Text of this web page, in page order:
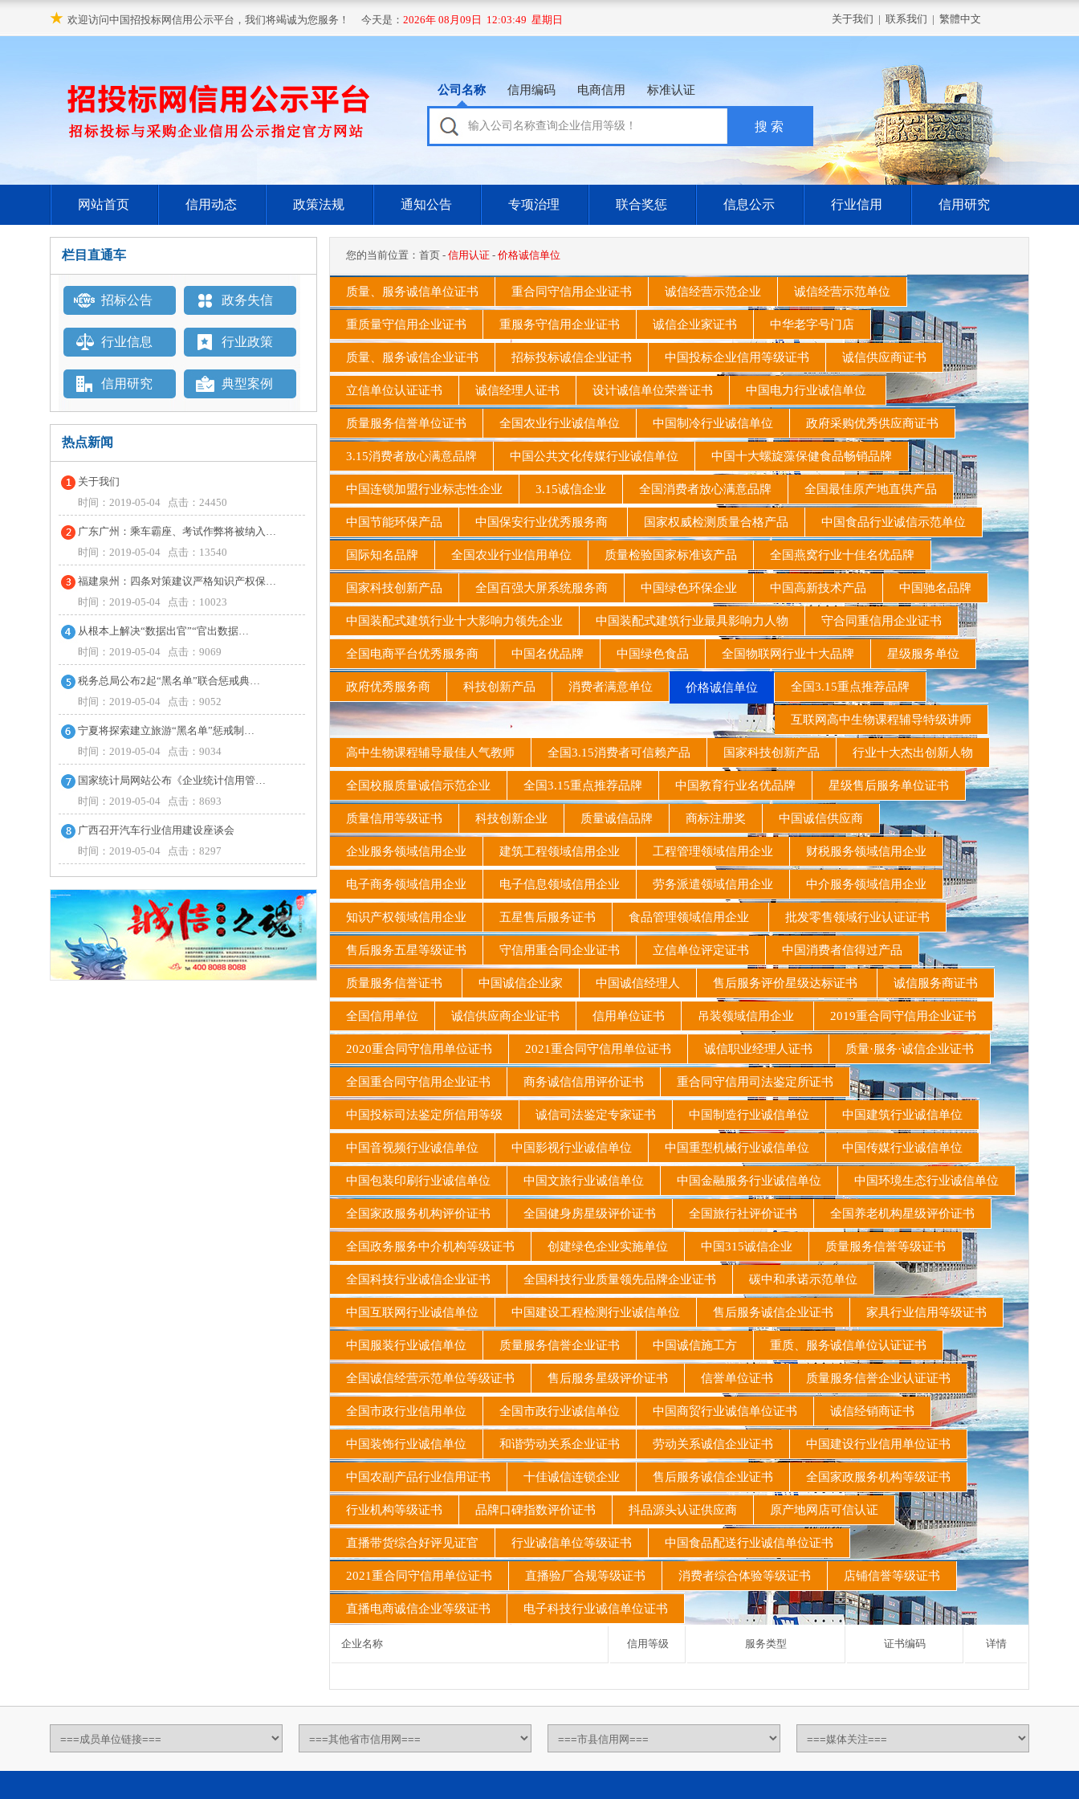
★ 欢迎访问中国招投标网信用公示平台，我们将竭诚为您服务！ 今天是： 2026年 08月09日 12:03:50 星期日 关于我们 | 联系我们 | 繁體中文
公司名称 信用编码 电商信用 标准认证
网站首页 信用动态 政策法规 通知公告 专项治理 联合奖惩 信息公示 行业信用 信用研究
栏目直通车
招标公告 政务失信
行业信息 行业政策
信用研究 典型案例
热点新闻
关于我们
时间：2019-05-04 点击：24450
广东广州：乘车霸座、考试作弊将被纳入…
时间：2019-05-04 点击：13540
福建泉州：四条对策建议严格知识产权保…
时间：2019-05-04 点击：10023
从根本上解决“数据出官”“官出数据…
时间：2019-05-04 点击：9069
税务总局公布2起“黑名单”联合惩戒典…
时间：2019-05-04 点击：9052
宁夏将探索建立旅游“黑名单”惩戒制…
时间：2019-05-04 点击：9034
国家统计局网站公布《企业统计信用管…
时间：2019-05-04 点击：8693
广西召开汽车行业信用建设座谈会
时间：2019-05-04 点击：8297
您的当前位置： 首页 - 信用认证 - 价格诚信单位
质量、服务诚信单位证书 重合同守信用企业证书 诚信经营示范企业 诚信经营示范单位
重质量守信用企业证书 重服务守信用企业证书 诚信企业家证书 中华老字号门店
质量、服务诚信企业证书 招标投标诚信企业证书 中国投标企业信用等级证书 诚信供应商证书
立信单位认证证书 诚信经理人证书 设计诚信单位荣誉证书 中国电力行业诚信单位
质量服务信誉单位证书 全国农业行业诚信单位 中国制冷行业诚信单位 政府采购优秀供应商证书
3.15消费者放心满意品牌 中国公共文化传媒行业诚信单位 中国十大螺旋藻保健食品畅销品牌
中国连锁加盟行业标志性企业 3.15诚信企业 全国消费者放心满意品牌 全国最佳原产地直供产品
中国节能环保产品 中国保安行业优秀服务商 国家权威检测质量合格产品 中国食品行业诚信示范单位
国际知名品牌 全国农业行业信用单位 质量检验国家标准该产品 全国燕窝行业十佳名优品牌
国家科技创新产品 全国百强大屏系统服务商 中国绿色环保企业 中国高新技术产品 中国驰名品牌
中国装配式建筑行业十大影响力领先企业 中国装配式建筑行业最具影响力人物 守合同重信用企业证书
全国电商平台优秀服务商 中国名优品牌 中国绿色食品 全国物联网行业十大品牌 星级服务单位
政府优秀服务商 科技创新产品 消费者满意单位 价格诚信单位 全国3.15重点推荐品牌
互联网高中生物课程辅导特级讲师
高中生物课程辅导最佳人气教师 全国3.15消费者可信赖产品 国家科技创新产品 行业十大杰出创新人物
全国校服质量诚信示范企业 全国3.15重点推荐品牌 中国教育行业名优品牌 星级售后服务单位证书
质量信用等级证书 科技创新企业 质量诚信品牌 商标注册奖 中国诚信供应商
企业服务领域信用企业 建筑工程领域信用企业 工程管理领域信用企业 财税服务领域信用企业
电子商务领域信用企业 电子信息领域信用企业 劳务派遣领域信用企业 中介服务领域信用企业
知识产权领域信用企业 五星售后服务证书 食品管理领域信用企业 批发零售领域行业认证证书
售后服务五星等级证书 守信用重合同企业证书 立信单位评定证书 中国消费者信得过产品
质量服务信誉证书 中国诚信企业家 中国诚信经理人 售后服务评价星级达标证书 诚信服务商证书
全国信用单位 诚信供应商企业证书 信用单位证书 吊装领域信用企业 2019重合同守信用企业证书
2020重合同守信用单位证书 2021重合同守信用单位证书 诚信职业经理人证书 质量·服务·诚信企业证书
全国重合同守信用企业证书 商务诚信信用评价证书 重合同守信用司法鉴定所证书
中国投标司法鉴定所信用等级 诚信司法鉴定专家证书 中国制造行业诚信单位 中国建筑行业诚信单位
中国音视频行业诚信单位 中国影视行业诚信单位 中国重型机械行业诚信单位 中国传媒行业诚信单位
中国包装印刷行业诚信单位 中国文旅行业诚信单位 中国金融服务行业诚信单位 中国环境生态行业诚信单位
全国家政服务机构评价证书 全国健身房星级评价证书 全国旅行社评价证书 全国养老机构星级评价证书
全国政务服务中介机构等级证书 创建绿色企业实施单位 中国315诚信企业 质量服务信誉等级证书
全国科技行业诚信企业证书 全国科技行业质量领先品牌企业证书 碳中和承诺示范单位
中国互联网行业诚信单位 中国建设工程检测行业诚信单位 售后服务诚信企业证书 家具行业信用等级证书
中国服装行业诚信单位 质量服务信誉企业证书 中国诚信施工方 重质、服务诚信单位认证证书
全国诚信经营示范单位等级证书 售后服务星级评价证书 信誉单位证书 质量服务信誉企业认证证书
全国市政行业信用单位 全国市政行业诚信单位 中国商贸行业诚信单位证书 诚信经销商证书
中国装饰行业诚信单位 和谐劳动关系企业证书 劳动关系诚信企业证书 中国建设行业信用单位证书
中国农副产品行业信用证书 十佳诚信连锁企业 售后服务诚信企业证书 全国家政服务机构等级证书
行业机构等级证书 品牌口碑指数评价证书 抖品源头认证供应商 原产地网店可信认证
直播带货综合好评见证官 行业诚信单位等级证书 中国食品配送行业诚信单位证书
2021重合同守信用单位证书 直播验厂合规等级证书 消费者综合体验等级证书 店铺信誉等级证书
直播电商诚信企业等级证书 电子科技行业诚信单位证书
企业名称 信用等级 服务类型 证书编码 详情